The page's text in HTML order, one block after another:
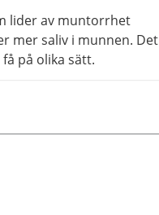
lider av muntorrhet
mer saliv i munnen. Det
på olika sätt.